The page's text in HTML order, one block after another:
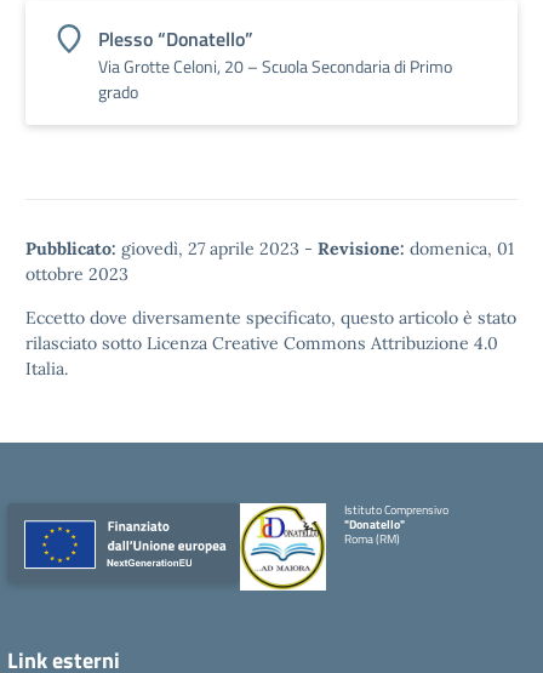
Plesso “Donatello”
Via Grotte Celoni, 20 – Scuola Secondaria di Primo
grado
Pubblicato: giovedì, 27 aprile 2023 - Revisione: domenica, 01
ottobre 2023
Eccetto dove diversamente specificato, questo articolo è stato
rilasciato sotto Licenza Creative Commons Attribuzione 4.0
Italia.
Istituto Comprensivo
"Donatello"
Roma (RM)
Link esterni